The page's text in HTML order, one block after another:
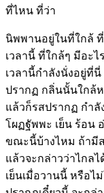
ที่ไหน ที่ว่า
นิพพานอยู่ในที่ใกล้
เวลานี้ ที่ใกล้ๆ มีอะ
เวลานี้กำลังนั่งอยู่ที่
ปรากฏ กลิ่นนั้นใกล้
แล้วก็รสปรากฏ กำ
โผฏฐัพพะ เย็น ร้อน
ขณะนี้บ้างไหม ถ้ามี
แล้วจะกล่าวว่าไกลไ
เย็นเมื่อวานนี้ หรือไ